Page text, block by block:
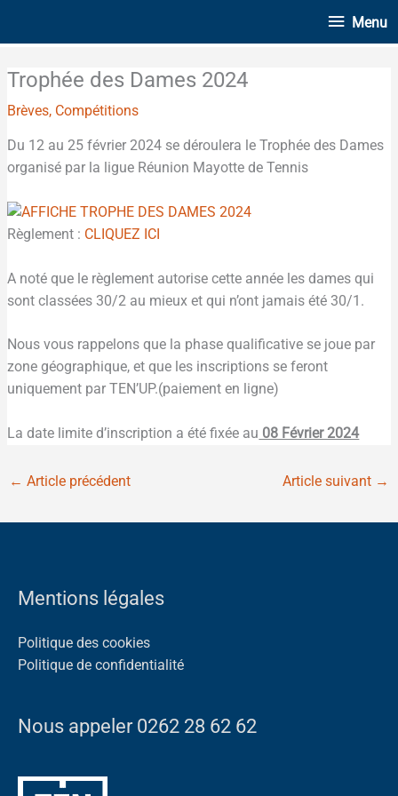
Menu
Menu
Trophée des Dames 2024
Brèves, Compétitions
Du 12 au 25 février 2024 se déroulera le Trophée des Dames
organisé par la ligue Réunion Mayotte de Tennis
Règlement : CLIQUEZ ICI
A noté que le règlement autorise cette année les dames qui
sont classées 30/2 au mieux et qui n’ont jamais été 30/1.
Nous vous rappelons que la phase qualificative se joue par
zone géographique, et que les inscriptions se feront
uniquement par TEN’UP.(paiement en ligne)
La date limite d’inscription a été fixée au 08 Février 2024
← Article précédent Article suivant →
Mentions légales
Politique des cookies
Politique de confidentialité
Nous appeler 0262 28 62 62